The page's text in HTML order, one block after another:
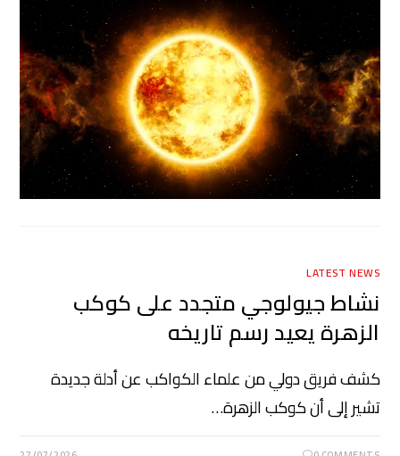
LATEST NEWS
نشاط جيولوجي متجدد على كوكب
الزهرة يعيد رسم تاريخه
كشف فريق دولي من علماء الكواكب عن أدلة جديدة
تشير إلى أن كوكب الزهرة…